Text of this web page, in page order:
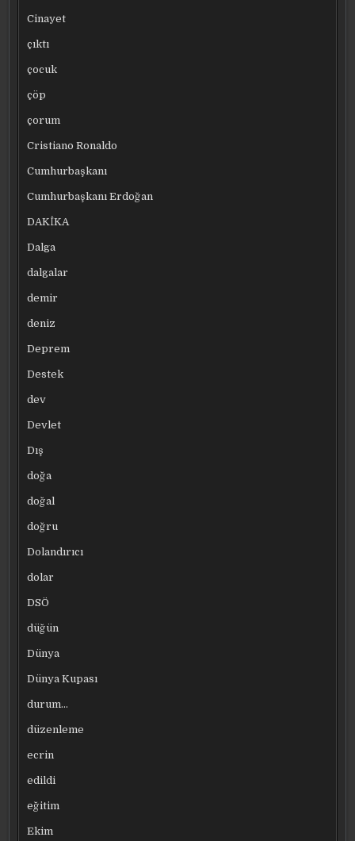
Cinayet
çıktı
çocuk
çöp
çorum
Cristiano Ronaldo
Cumhurbaşkanı
Cumhurbaşkanı Erdoğan
DAKİKA
Dalga
dalgalar
demir
deniz
Deprem
Destek
dev
Devlet
Dış
doğa
doğal
doğru
Dolandırıcı
dolar
DSÖ
düğün
Dünya
Dünya Kupası
durum…
düzenleme
ecrin
edildi
eğitim
Ekim